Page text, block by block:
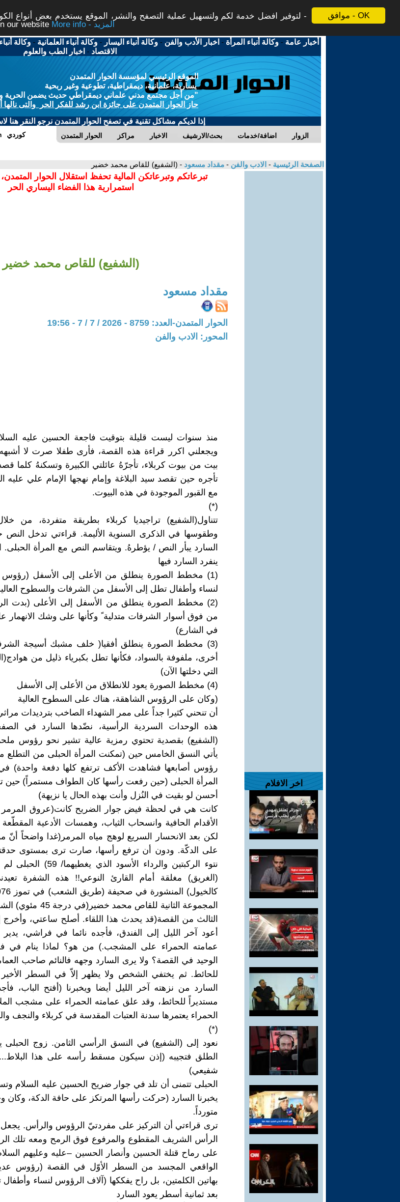
موافق - OK
لتوفير افضل خدمة لكم ولتسهيل عملية التصفح والنشر، الموقع يستخدم بعض أنواع
our website
More info - المزيد
أخبار عامة -وكالة أنباء المرأة - اخبار الأدب والفن -وكالة أنباء اليسار -وكالة أنباء العلمانية -وكالة
الاقتصاد - اخبار الطب والعلوم
الموقع الرئيسي لمؤسسة الحوار المتمدن
يسارية، علمانية، ديمقراطية، تطوعية وغير ربحية
"من أجل مجتمع مدني علماني ديمقراطي حديث يضمن الحرية
حاز الحوار المتمدن على جائزة ابن رشد للفكر الحر والتى نالها
إذا لديكم مشاكل تقنية في تصفح الحوار المتمدن نرجو النقر هنا
الحوار المتمدن مراكز الاخبار بحث/الارشيف اضافة/خدمات الزوار كوردي
الصفحة الرئيسية - الادب والفن - مقداد مسعود - (الشفيع) للقاص محمد خضير
اخر الافلام
تبرعاتكم وتبرعاتكن المالية تحفظ استقلال الحوار
استمرارية هذا الفضاء اليساري الحر
(الشفيع) للقاص محمد خضير
مقداد مسعود
الحوار المتمدن-العدد: 8759 - 2026 / 7 / 7 - 19:56
المحور: الادب والفن
منذ سنوات ليست قليلة بتوقيت فاجعة الحسين عليه
ويجعلني اكرر قراءة هذه القصة، فأرى طفلا صرت لا
بيت من بيوت كربلاء، تأجرّهُ عائلتي الكبيرة وتسكنهُ كلما
تأجره حين تقصد سيد البلاغة وإمام نهجها الإمام علي عليه
مع القبور الموجودة في هذه البيوت.
(*)
تتناول(الشفيع) تراجيديا كربلاء بطريقة متفردة، من
وطقوسها في الذكرى السنوية الأليمة. قراءتي تدخل النص
السارد يبأر النص / يؤطرهُ. ويتقاسم النص مع المرأة
ينفرد السارد فيها
(1) مخطط الصورة ينطلق من الأعلى إلى الأسفل (رؤوس
لنساء وأطفال تطل إلى الأسفل من الشرفات والسطوح
(2) مخطط الصورة ينطلق من الأسفل إلى الأعلى (بدت
من فوق أسوار الشرفات متدلية ً وكأنها على وشك الانهمار
في الشارع)
(3) مخطط الصورة ينطلق أفقيا( خلف مشبك أسيجة
أخرى، ملفوفة بالسواد، فكأنها تطل بكبرياء ذليل من
التي دخلتها الآن)
(4) مخطط الصورة يعود للانطلاق من الأعلى إلى الأسفل
(وكان على الرؤوس الشاهقة، هناك على السطوح العالية
أن تنحني كثيرا جداً على ممر الشهداء الصاخب بترديدات
هذه الوحدات السردية الرأسية، نضّدها السارد في
يأتي النسق الخامس حين (تمكنت المرأة الحبلى من
المرأة الحبلى (حين رفعت رأسها كان الطواف مستمراً) حين
أحسن لو بقيت في النُزل وأنت بهذه الحال يا نزيهة)
كانت هي في لحظة فيض جوار الضريح كانت(عروق المرمر
الأقدام الحافية وانسحاب الثياب، وهمسات الأدعية
لكن بعد الانحسار السريع لوهج مياه المرمر(غدا واضحاً
على الدكّة. ودون أن ترفع رأسها، صارت ترى بمستوى
نتوء الركبتين والرداء
(الغريق) مغلقة أمام القارئ النوعي!! هذه الشفرة
المجموعة الثانية
الثالث من القصة(قد يحدث هذا اللقاء. أصلح ساعتي، وأخرج
أعود آخر الليل إلى الفندق، فأجده نائما في فراشي،
عمامته الحمراء على المشجب.) من هو؟ لماذا ينام في
الوحيد في القصة؟ ولا يرى السارد وجهه فالنائم صاحب
للحائط. ثم يختفي الشخص ولا يظهر إلاّ في السطر
السارد من نزهته آخر الليل أيضا ويخبرنا (أفتح الباب،
مستديراً للحائط، وقد علق عمامته الحمراء على مشجب
الحمراء يعتمرها سدنة العتبات المقدسة في كربلاء والنجف
(*)
نعود إلى (الشفيع) في النسق الرأسي الثامن. زوج
الطلق فتجيبه (إذن سيكون مسقط رأسه على هذا
شفيعي)
الحبلى تتمنى أن تلد في جوار ضريح الحسين عليه السلام
يخبرنا السارد (حركت رأسها المرتكز على حافة الدكة، وكان
متورداً.
ترى قراءتي أن التركيز على مفردتيّ الرؤوس والرأس. يجعل
الرأس الشريف المقطوع والمرفوع فوق الرمح ومعه تلك
على رماح قتلة الحسين وأنصار الحسين –عليه وعليهم
الواقعي المجسد من السطر الأوّل في القصة (رؤوس
بهاتين الكلمتين، بل راح يفككها (آلاف الرؤوس لنساء
بعد ثمانية أسطر يعود السارد